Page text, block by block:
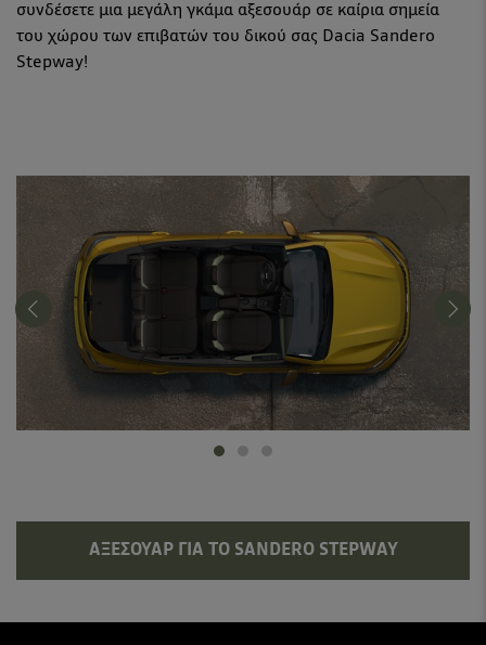
συνδέσετε μια μεγάλη γκάμα αξεσουάρ σε καίρια σημεία
του χώρου των επιβατών του δικού σας Dacia Sandero
Stepway!
ΑΞΕΣΟΥΆΡ ΓΙΑ ΤΟ SANDERO STEPWAY